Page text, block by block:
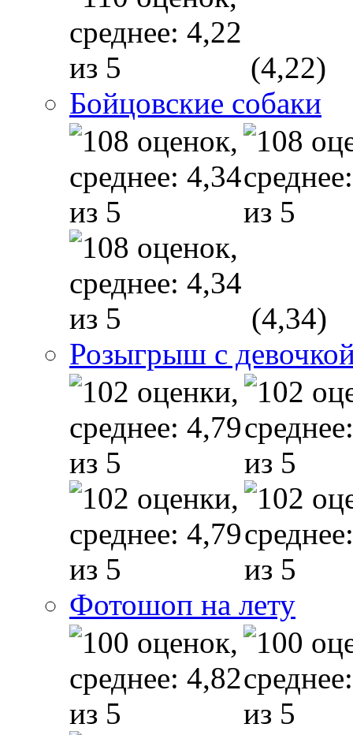
(4,22)
Бойцовские собаки
(4,34)
Розыгрыш с
Фотошоп на лету